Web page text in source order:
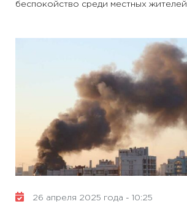
беспокойство среди местных жителей
26 апреля 2025 года - 10:25